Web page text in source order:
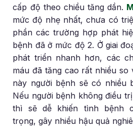
cấp độ theo chiều tăng dần.
mức độ nhẹ nhất, chưa có
phần các trường hợp phát
bệnh đã ở mức độ 2. Ở giai
phát triển nhanh hơn, các
máu đã tăng cao rất nhiều so
này người bệnh sẽ có nhiều
Nếu người bệnh không điều
thì sẽ dễ khiến tình bệnh
trọng, gây nhiều hậu quả